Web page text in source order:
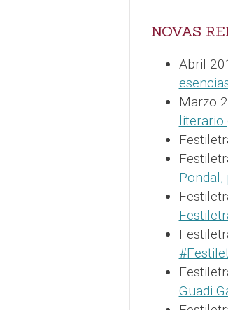
NOVAS
Abril
Marzo
literario
Guadi